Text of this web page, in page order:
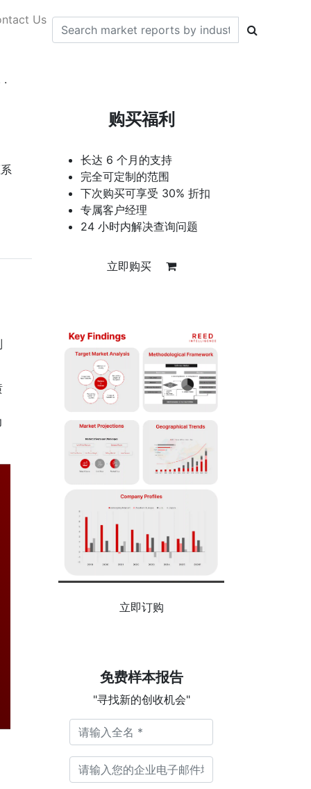
Us
.
购买福利
长达 6 个月的支持
完全可定制的范围
下次购买可享受 30% 折扣
专属客户经理
24 小时内解决查询问题
立即购买
立即订购
免费样本报告
"寻找新的创收机会"